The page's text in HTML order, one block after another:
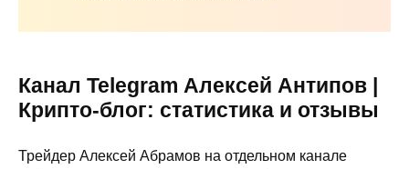
Канал Telegram Алексей Антипов |
Крипто-блог: статистика и отзывы
Трейдер Алексей Абрамов на отдельном канале